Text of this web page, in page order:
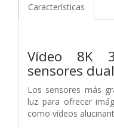
Características
Vídeo 8K
sensores
Los sensores más
luz para ofrecer
como vídeos